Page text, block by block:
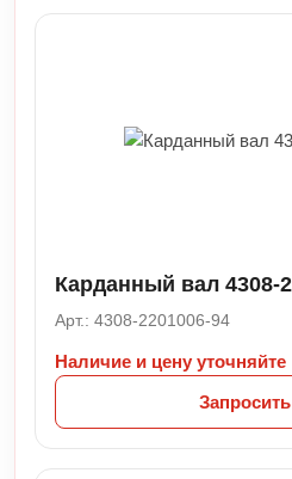
Карданный вал 4308-
Арт.: 4308-2201006-94
Наличие и цену уточняйте